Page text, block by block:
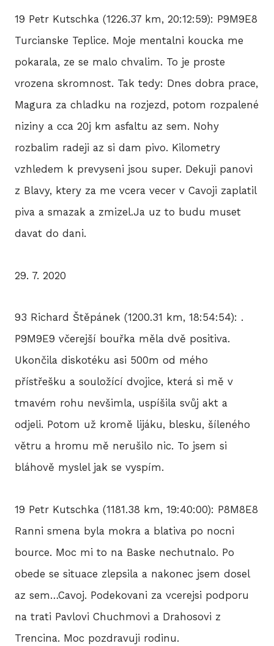
19 Petr Kutschka (1226.37 km, 20:12:59): P9M9E8
Turcianske Teplice. Moje mentalni koucka me
pokarala, ze se malo chvalim. To je proste
vrozena skromnost. Tak tedy: Dnes dobra prace,
Magura za chladku na rozjezd, potom rozpalené
niziny a cca 20j km asfaltu az sem. Nohy
rozbalim radeji az si dam pivo. Kilometry
vzhledem k prevyseni jsou super. Dekuji panovi
z Blavy, ktery za me vcera vecer v Cavoji zaplatil
piva a smazak a zmizel.Ja uz to budu muset
davat do dani.
29. 7. 2020
93 Richard Štěpánek (1200.31 km, 18:54:54): .
P9M9E9 včerejší bouřka měla dvě positiva.
Ukončila diskotéku asi 500m od mého
přístřešku a souložící dvojice, která si mě v
tmavém rohu nevšimla, uspíšila svůj akt a
odjeli. Potom už kromě lijáku, blesku, šíleného
větru a hromu mě nerušilo nic. To jsem si
bláhově myslel jak se vyspím.
19 Petr Kutschka (1181.38 km, 19:40:00): P8M8E8
Ranni smena byla mokra a blativa po nocni
bource. Moc mi to na Baske nechutnalo. Po
obede se situace zlepsila a nakonec jsem dosel
az sem…Cavoj. Podekovani za vcerejsi podporu
na trati Pavlovi Chuchmovi a Drahosovi z
Trencina. Moc pozdravuji rodinu.